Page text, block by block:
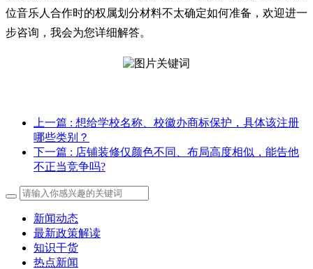
位音乐人合作时的权属划分材料不太确定如何准备，欢迎进一
步咨询，我会为您详细解答。
上一篇 : 想给学校名称、校徽办商标保护，具体该注册
哪些类别？
下一篇 : 店铺装修仅颜色不同、布局高度相似，能告他
不正当竞争吗?
新闻动态
最新政策解读
知识干货
热点新闻